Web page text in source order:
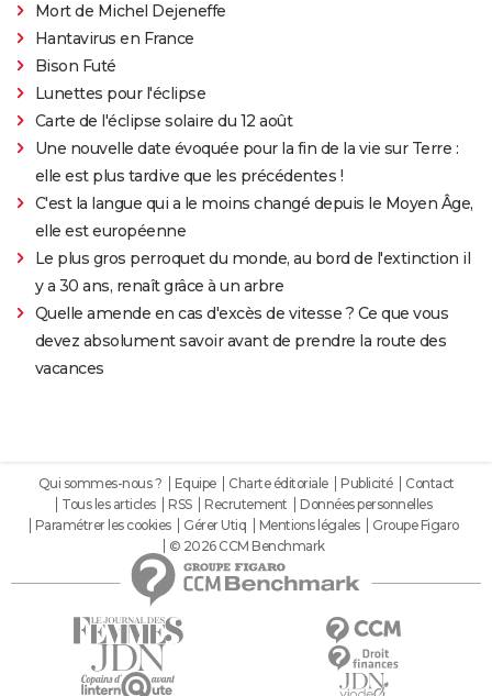
Mort de Michel Dejeneffe
Hantavirus en France
Bison Futé
Lunettes pour l'éclipse
Carte de l'éclipse solaire du 12 août
Une nouvelle date évoquée pour la fin de la vie sur Terre :
elle est plus tardive que les précédentes !
C'est la langue qui a le moins changé depuis le Moyen Âge,
elle est européenne
Le plus gros perroquet du monde, au bord de l'extinction il
y a 30 ans, renaît grâce à un arbre
Quelle amende en cas d'excès de vitesse ? Ce que vous
devez absolument savoir avant de prendre la route des
vacances
Qui sommes-nous ? Equipe Charte éditoriale Publicité
Contact
Tous les articles
RSS Recrutement
Données personnelles
Paramétrer les cookies
Gérer Utiq Mentions légales
Groupe Figaro
© 2026 CCM Benchmark